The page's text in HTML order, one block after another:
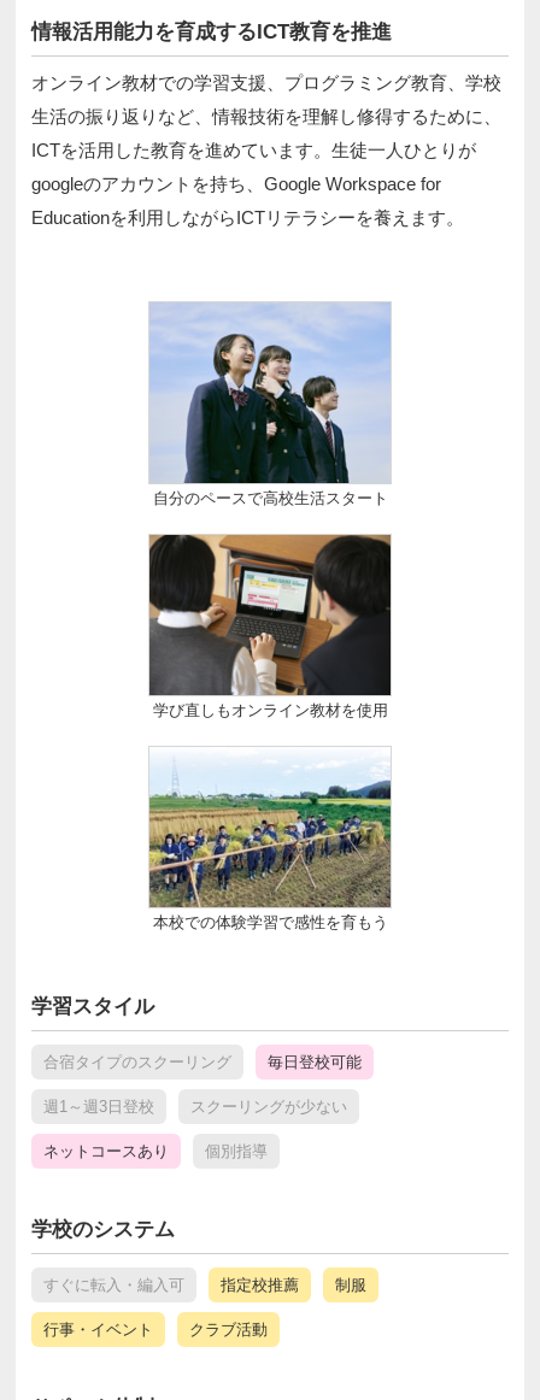
情報活用能力を育成するICT教育を推進
オンライン教材での学習支援、プログラミング教育、学校
生活の振り返りなど、情報技術を理解し修得するために、
ICTを活用した教育を進めています。生徒一人ひとりが
googleのアカウントを持ち、Google Workspace for
Educationを利用しながらICTリテラシーを養えます。
自分のペースで高校生活スタート
学び直しもオンライン教材を使用
本校での体験学習で感性を育もう
学習スタイル
合宿タイプのスクーリング 毎日登校可能
週1～週3日登校 スクーリングが少ない
ネットコースあり 個別指導
学校のシステム
すぐに転入・編入可 指定校推薦 制服
行事・イベント クラブ活動